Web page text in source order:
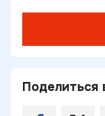
Поделиться